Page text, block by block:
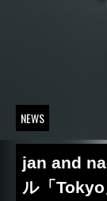
NEWS
jan and
ル「